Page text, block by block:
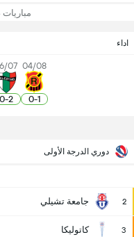
مباريات
اداء
04/08
1
-
0
07
2
-
0
دوري الدرجة الأولى
2 جامعة تشيلي
3 كاتوليكا